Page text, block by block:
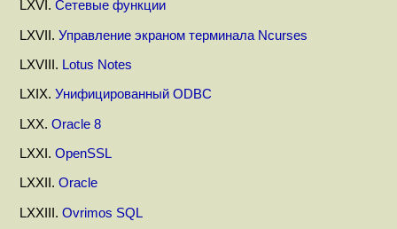
LXVI. Сетевые функции
LXVII. Управление экраном терминала Ncurses
LXVIII. Lotus Notes
LXIX. Унифицированный ODBC
LXX. Oracle 8
LXXI. OpenSSL
LXXII. Oracle
LXXIII. Ovrimos SQL